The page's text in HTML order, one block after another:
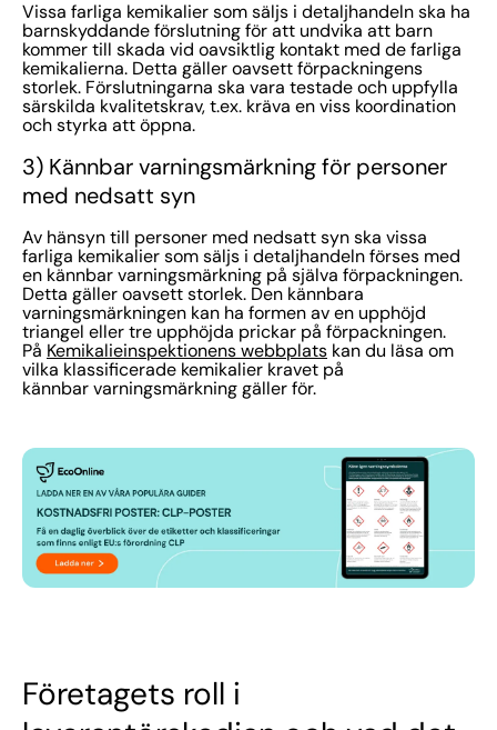
Vissa farliga kemikalier som säljs i detaljhandeln ska ha
barnskyddande förslutning för att undvika att barn
kommer till skada vid oavsiktlig kontakt med de farliga
kemikalierna. Detta gäller oavsett förpackningens
storlek. Förslutningarna ska vara testade och uppfylla
särskilda kvalitetskrav, t.ex. kräva en viss koordination
och styrka att öppna.
3) Kännbar varningsmärkning för personer
med nedsatt syn
Av hänsyn till personer med nedsatt syn ska vissa
farliga kemikalier som säljs i detaljhandeln förses med
en kännbar varningsmärkning på själva förpackningen.
Detta gäller oavsett storlek. Den kännbara
varningsmärkningen kan ha formen av en upphöjd
triangel eller tre upphöjda prickar på förpackningen.
På Kemikalieinspektionens webbplats kan du läsa om
vilka klassificerade kemikalier kravet på
kännbar varningsmärkning gäller för.
Företagets roll i